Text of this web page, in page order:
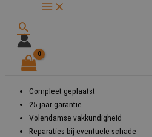
Zoeken
Compleet geplaatst
25 jaar garantie
Volendamse vakkundigheid
Reparaties bij eventuele schade